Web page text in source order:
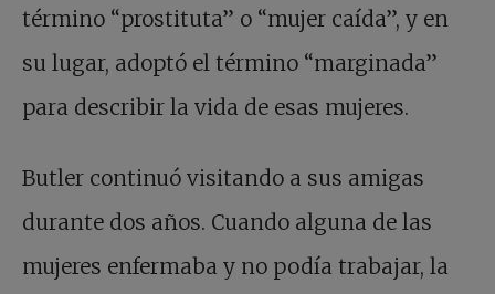
término “prostituta” o “mujer caída”, y en
su lugar, adoptó el término “marginada”
para describir la vida de esas mujeres.
Butler continuó visitando a sus amigas
durante dos años. Cuando alguna de las
mujeres enfermaba y no podía trabajar, la